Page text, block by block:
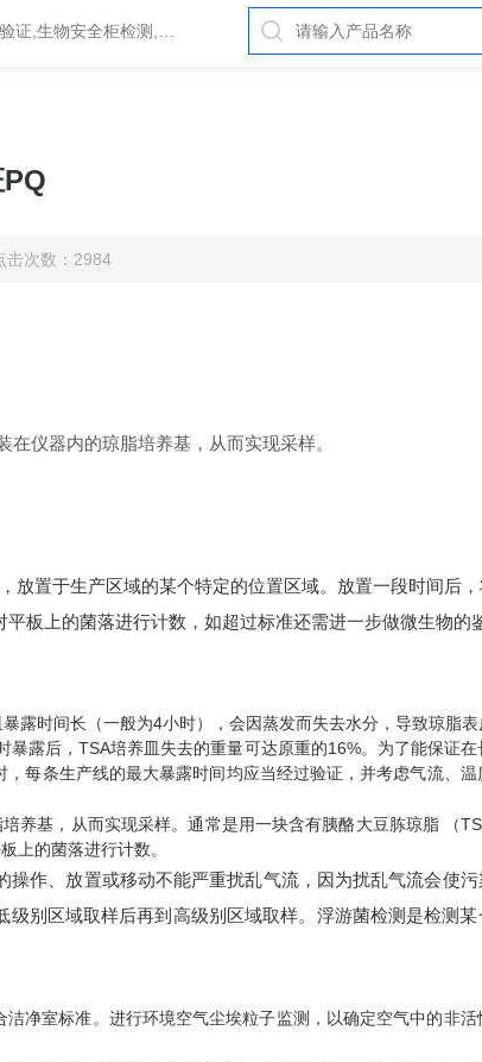
测,GMP验证方案编写执行
次数：2984
仪器内的琼脂培养基，从而实现采样。
置于生产区域的某个特定的位置区域。放置一段时间后
板上的菌落进行计数，如超过标准还需进一步做微生物的
时间长（一般为4小时），会因蒸发而失去水分，导致琼脂表
露后，TSA培养皿失去的重量可达原重的16%。为了能保证在
每条生产线的最大暴露时间均应当经过验证，并考虑气流、温
基，从而实现采样。通常是用一块含有胰酪大豆胨琼脂 （
上的菌落进行计数。
作、放置或移动不能严重扰乱气流，因为扰乱气流会使
别区域取样后再到高级别区域取样。浮游菌检测是检测
净室标准。进行环境空气尘埃粒子监测，以确定空气中的非